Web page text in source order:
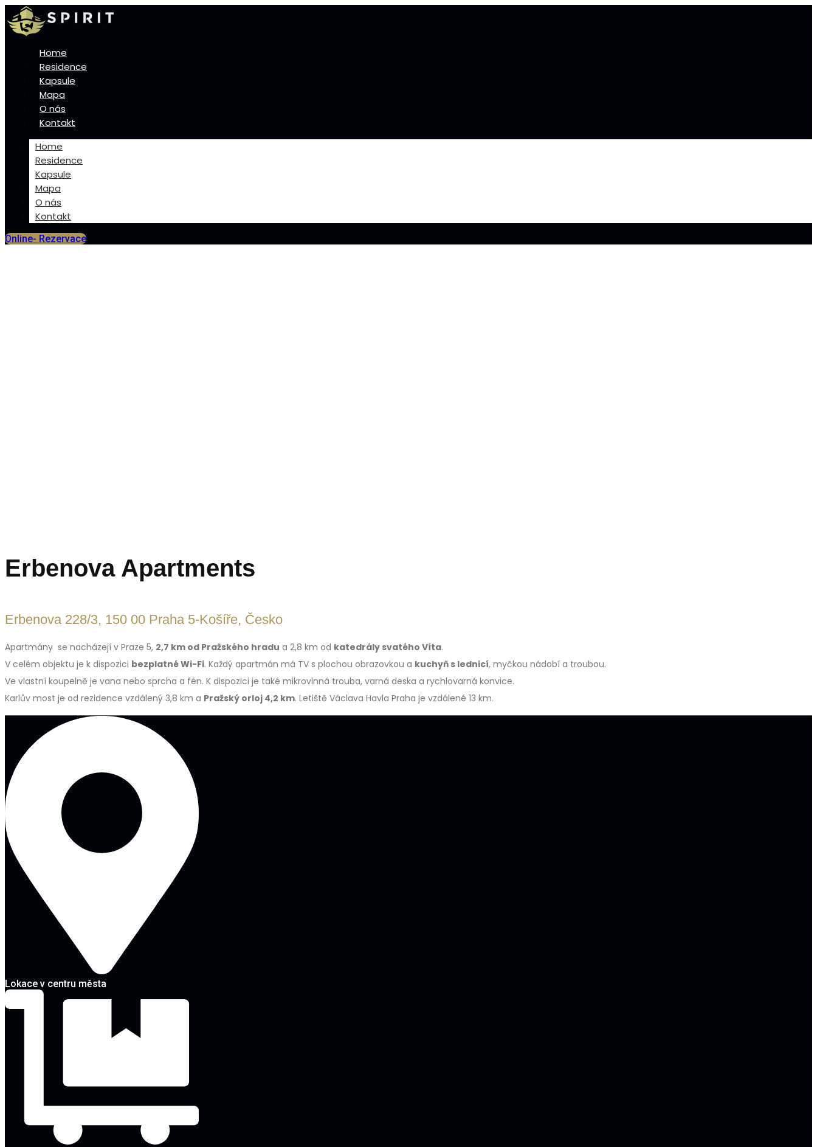
Home
Residence
Kapsule
Mapa
O nás
Kontakt
Home
Residence
Kapsule
Mapa
O nás
Kontakt
Online- Rezervace
Erbenova Apartments
Erbenova 228/3, 150 00 Praha 5-Košíře, Česko
Apartmány se nacházejí v Praze 5, 2,7 km od Pražského hradu a 2,8 km od katedrály svatého Víta.
V celém objektu je k dispozici bezplatné Wi-Fi. Každý apartmán má TV s plochou obrazovkou a kuchyň s lednicí, myčkou nádobí a troubou.
Ve vlastní koupelně je vana nebo sprcha a fén. K dispozici je také mikrovlnná trouba, varná deska a rychlovarná konvice.
Karlův most je od rezidence vzdálený 3,8 km a Pražský orloj 4,2 km. Letiště Václava Havla Praha je vzdálené 13 km.
Lokace v centru města